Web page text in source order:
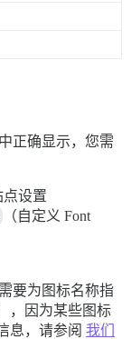
正确显示，您需
点设置
（自定义 Font
要为图标名称指
，因为某些图标
息，请参阅 我们